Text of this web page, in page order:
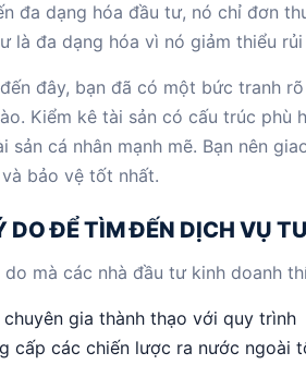
đa dạng hóa đầu tư, nó chỉ đơn
là đa dạng hóa vì nó giảm thiểu
đây, bạn đã có một bức tranh
Kiểm kê tài sản có cấu trúc
sản cá nhân mạnh mẽ. Bạn nên
bảo vệ tốt nhất.
DO ĐỂ TÌM ĐẾN DỊCH VỤ
mà các nhà đầu tư kinh doanh
chuyên gia thành thạo với quy trình
cấp các chiến lược ra nước ngoài